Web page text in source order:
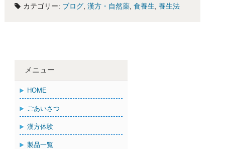
カテゴリー: ブログ, 漢方・自然薬, 食養生 養生法
メニュー
HOME
ごあいさつ
漢方体験
製品一覧